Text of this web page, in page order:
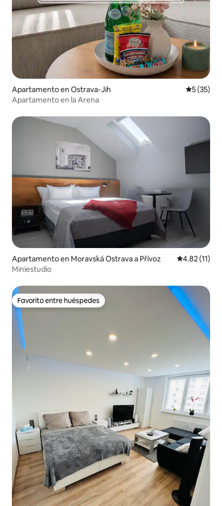
Apartamento en Ostrava-Jih
5 (35)
Apartamento en la Arena
Apartamento en Moravská Ostrava a Přívoz Calificación
4.82 (11)
Miniestudio
Favorito entre huéspedes
Favorito entre huéspedes